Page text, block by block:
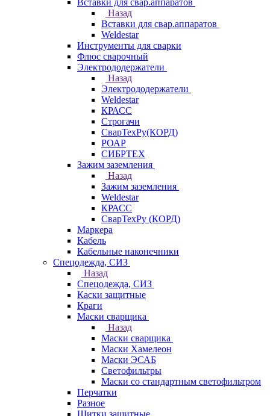
Вставки для свар.аппаратов
Назад
Вставки для свар.аппаратов
Weldestar
Инструменты для сварки
Флюс сварочный
Электрододержатели
Назад
Электрододержатели
Weldestar
КРАСС
Строгачи
СварТехРу(КОРД)
РОАР
СИБРТЕХ
Зажим заземления
Назад
Зажим заземления
Weldestar
КРАСС
СварТехРу (КОРД)
Маркера
Кабель
Кабельные наконечники
Спецодежда, СИЗ
Назад
Спецодежда, СИЗ
Каски защитные
Краги
Маски сварщика
Назад
Маски сварщика
Маски Хамелеон
Маски ЭСАБ
Светофильтры
Маски со стандартным светофильтром
Перчатки
Разное
Щитки защитные